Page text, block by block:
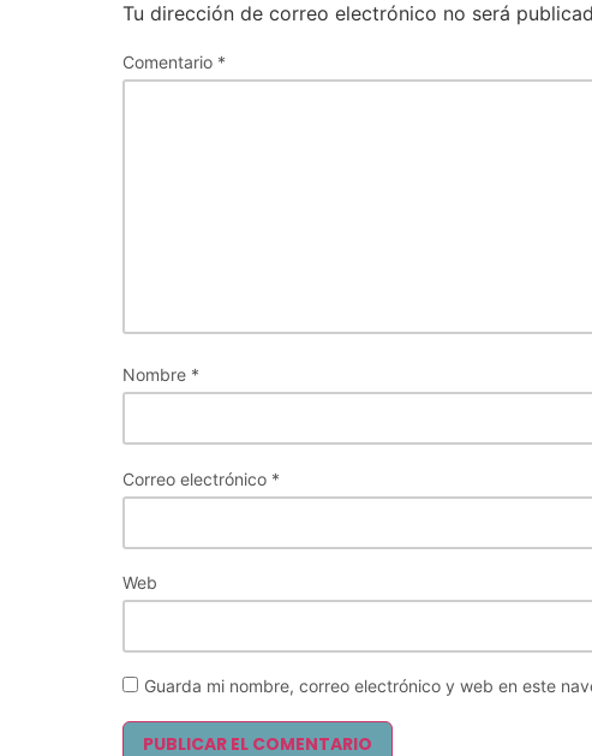
Tu dirección de correo electrónico no será
Comentario *
Nombre *
Correo electrónico *
Web
Guarda mi nombre, correo electrónico y web en este